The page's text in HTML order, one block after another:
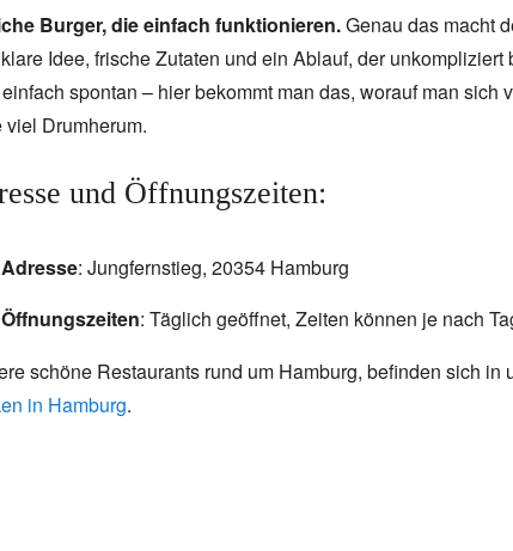
Burger, die einfach funktionieren.Genau das macht
Idee, frische Zutaten und ein Ablauf, der
spontan – hier bekommt man das, worauf man sich
viel Drumherum.
und Öffnungszeiten:
Adresse: Jungfernstieg, 20354 Hamburg
Öffnungszeiten: Täglich geöffnet, Zeiten können je nach
schöne Restaurants rund um Hamburg, befinden sich in
in Hamburg.